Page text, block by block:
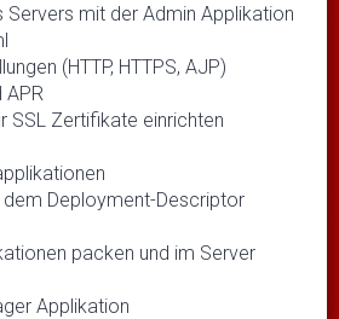
Servers mit der Admin Applikation
(HTTP, HTTPS, AJP)
APR
SSL Zertifikate einrichten
Deployment-Descriptor
packen und im Server
Applikation